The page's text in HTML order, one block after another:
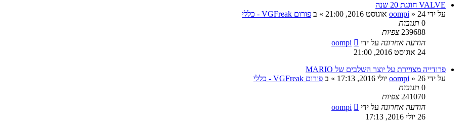
VALVE חוגגת 20 שנה
על ידי
oompi » 24 אוגוסט 2016, 21:00 » ב פורום VGFreak - כללי
0 תגובות
239688 צפיות
הודעה אחרונה על ידי
oompi
24 אוגוסט 2016, 21:00
פרודייה מצויירת על יוצר השלבים של MARIO
על ידי
oompi » 26 יולי 2016, 17:13 » ב פורום VGFreak - כללי
0 תגובות
241070 צפיות
הודעה אחרונה על ידי
oompi
26 יולי 2016, 17:13